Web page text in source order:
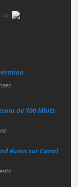
sur
de 100 Mbits
écran sur Canal